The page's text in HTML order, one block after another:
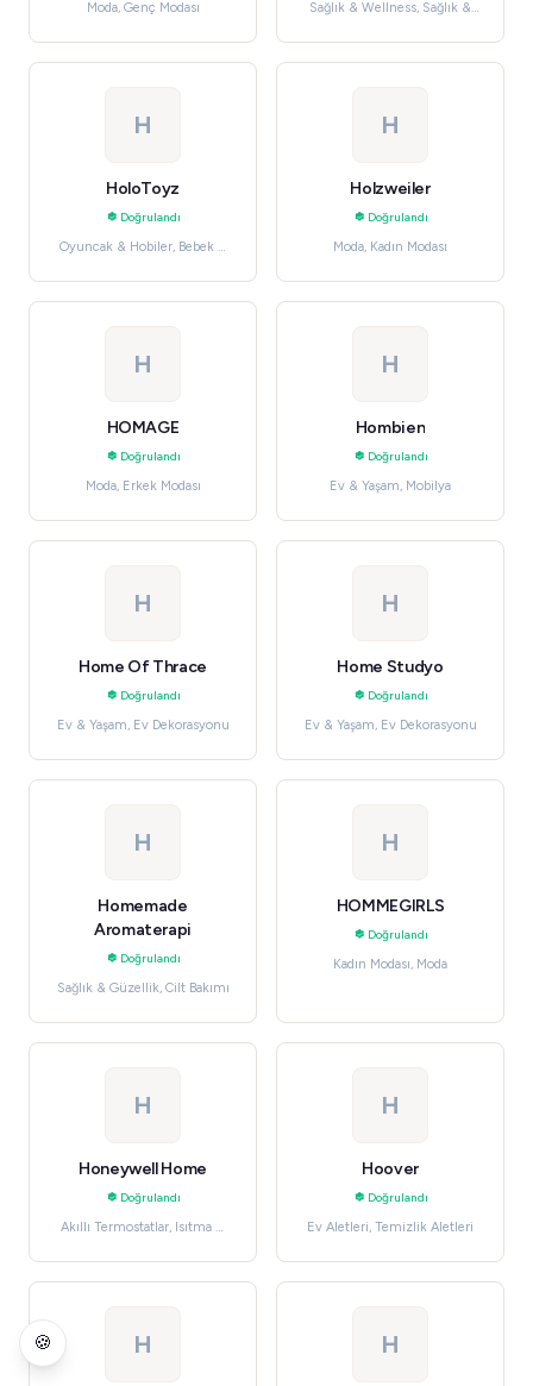
Moda, Genç Modası
Sağlık & Wellness, Sağlık &
H
HoloToyz
Doğrulandı
Oyuncak & Hobiler, Bebek &
H
Holzweiler
Doğrulandı
Moda, Kadın Modası
H
HOMAGE
Doğrulandı
Moda, Erkek Modası
H
Hombien
Doğrulandı
Ev & Yaşam, Mobilya
H
Home Of Thrace
Doğrulandı
Ev & Yaşam, Ev Dekorasyonu
H
Home Studyo
Doğrulandı
Ev & Yaşam, Ev Dekorasyonu
H
Homemade
Aromaterapi
Doğrulandı
Sağlık & Güzellik, Cilt Bakımı
H
HOMMEGIRLS
Doğrulandı
Kadın Modası, Moda
H
Honeywell Home
Doğrulandı
Akıllı Termostatlar, Isıtma &
H
Hoover
Doğrulandı
Ev Aletleri, Temizlik Aletleri
H H
🍪